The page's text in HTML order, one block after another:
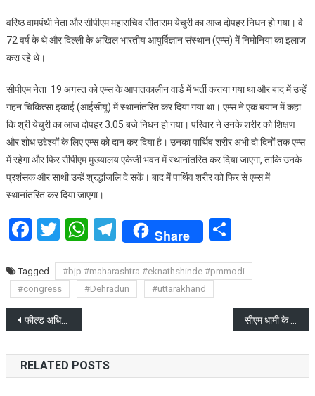
और
सीपीएम
येचुरी
का
निधन
वरिष्ठ वामपंथी नेता और सीपीएम महासचिव सीताराम येचुरी का आज दोपहर निधन हो गया। वे
72 वर्ष के थे और दिल्ली के अखिल भारतीय आयुर्विज्ञान संस्थान (एम्स) में निमोनिया का इलाज
करा रहे थे।
सीपीएम नेता 19 अगस्त को एम्स के आपातकालीन वार्ड में भर्ती कराया गया था और बाद में उन्हें
गहन चिकित्सा इकाई (आईसीयू) में स्थानांतरित कर दिया गया था। एम्स ने एक बयान में कहा
कि श्री येचुरी का आज दोपहर 3.05 बजे निधन हो गया। परिवार ने उनके शरीर को शिक्षण
और शोध उद्देश्यों के लिए एम्स को दान कर दिया है। उनका पार्थिव शरीर अभी दो दिनों तक एम्स
में रहेगा और फिर सीपीएम मुख्यालय एकेजी भवन में स्थानांतरित कर दिया जाएगा, ताकि उनके
प्रशंसक और साथी उन्हें श्रद्धांजलि दे सकें। बाद में पार्थिव शरीर को फिर से एम्स में
स्थानांतरित कर दिया जाएगा।
Facebook
TwitterWhatsApp
Telegram
Share
Tagged
#bjp #maharashtra #eknathshinde #pmmodi
#congress
#Dehradun #uttarakhand
Post
navigation
फील्ड अधिकारियों का फीडबैक महत्वपूर्ण-मुख्य सचिव सीएम धामी के प्रयास हुए साकार हल्द्वानी में कैंसर अस्पताल विस्तारीकरण की राह हुई आसान
RELATED POSTS